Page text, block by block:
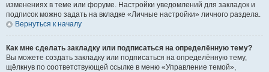
изменениях в теме или форуме. Настройки уведомлений для закладок и
подписок можно задать на вкладке «Личные настройки» личного раздела.
Вернуться к началу
Как мне сделать закладку или подписаться на определённую тему?
Вы можете создать закладку или подписаться на определённую тему,
щёлкнув по соответствующей ссылке в меню «Управление темой»,